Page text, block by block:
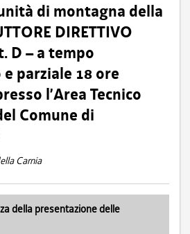
di montagna della
DIRETTIVO
D – a tempo
parziale 18 ore
l’Area Tecnico
Comune di
Carnia
della presentazione delle